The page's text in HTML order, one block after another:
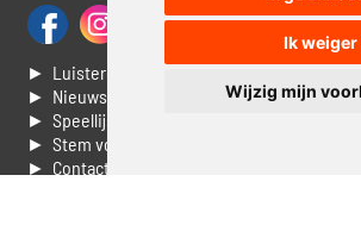
Ik weiger
Wijzig mijn
► Luisteren naar Jouwradio
► Nieuws
► Speellijst
► Stem voor de Dag top 3
► Contacteer ons